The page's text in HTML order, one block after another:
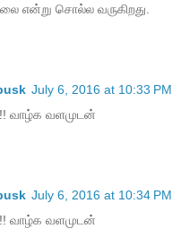
என்று சொல்ல வருகிறது.
July 6, 2016 at 10:33 PM
வாழ்க வளமுடன்
July 6, 2016 at 10:34 PM
வாழ்க வளமுடன்